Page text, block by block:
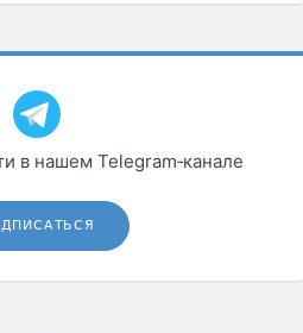
в нашем Telegram‑канале